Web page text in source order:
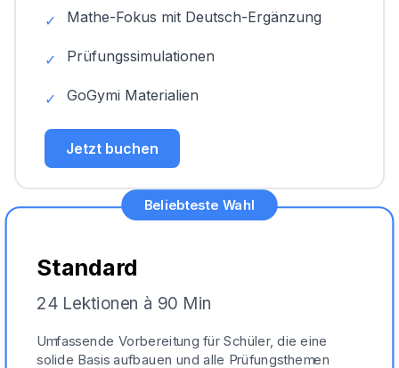
✓ Mathe-Fokus mit Deutsch-Ergänzung
✓ Prüfungssimulationen
✓ GoGymi Materialien
Jetzt buchen
Beliebteste Wahl
Standard
24 Lektionen à 90 Min
Umfassende Vorbereitung für Schüler, die eine
solide Basis aufbauen und alle Prüfungsthemen